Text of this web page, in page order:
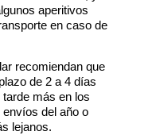
aperitivos
en caso de
recomiendan que
de 2 a 4 días
más en los
del año o
lejanos.